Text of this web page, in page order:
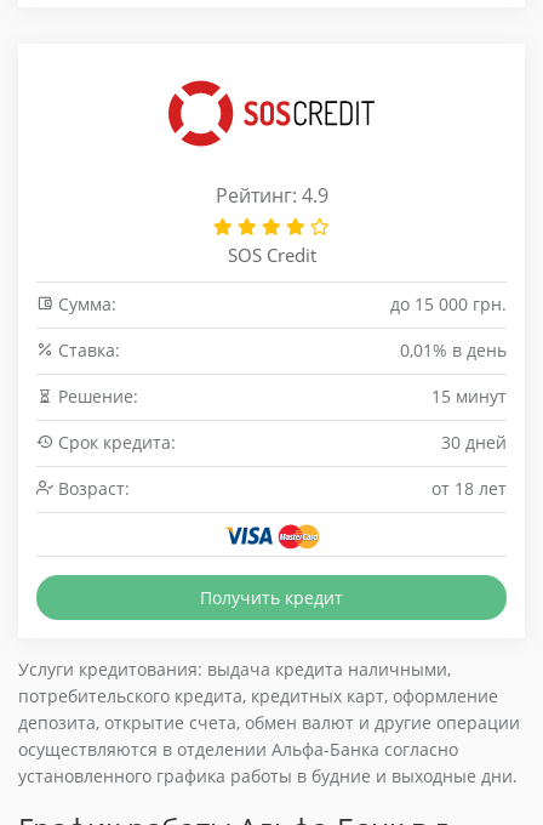
Рейтинг: 4.9
SOS Credit
Сумма:
до 15 000 грн.
Cтавка:
0,01% в день
Решение:
15 минут
Срок кредита:
30 дней
Возраст:
от 18 лет
Получить кредит
Услуги кредитования: выдача кредита наличными,
потребительского кредита, кредитных карт, оформление
депозита, открытие счета, обмен валют и другие операции
осуществляются в отделении Альфа-Банка согласно
установленного графика работы в будние и выходные дни.